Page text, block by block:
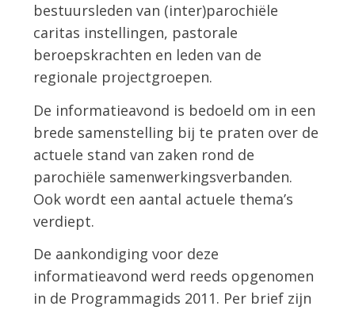
bestuursleden van (inter)parochiële
caritas instellingen, pastorale
beroepskrachten en leden van de
regionale projectgroepen.
De informatieavond is bedoeld om in een
brede samenstelling bij te praten over de
actuele stand van zaken rond de
parochiële samenwerkingsverbanden.
Ook wordt een aantal actuele thema’s
verdiept.
De aankondiging voor deze
informatieavond werd reeds opgenomen
in de Programmagids 2011. Per brief zijn